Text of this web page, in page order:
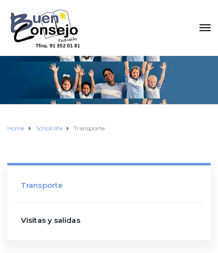
Home Scholl life Transporte
Transporte
Visitas y salidas